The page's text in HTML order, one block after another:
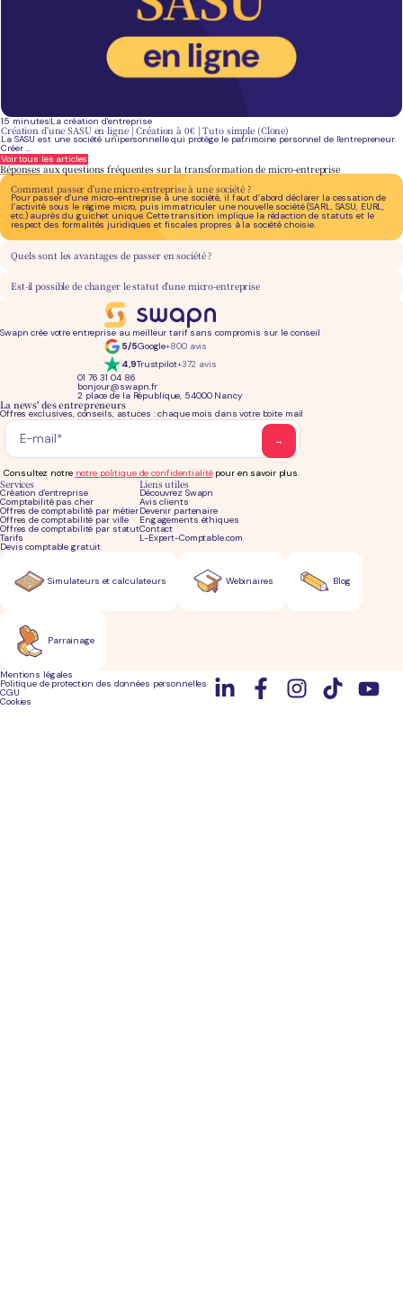
15 minutesLa création d'entreprise
Création d'une SASU en ligne | Création à 0€ | Tuto simple (Clone)
La SASU est une société unipersonnelle qui protège le patrimoine personnel de l'entrepreneur.
Créer ...
Voir tous les articles
Réponsesaux questions fréquentes sur la transformation de micro-entreprise
Comment passer d'une micro-entreprise à une société ?
Pour passer d’une micro-entreprise à une société, il faut d’abord déclarer la cessation de
l’activité sous le régime micro, puis immatriculer une nouvelle société (SARL, SASU, EURL,
etc.) auprès du guichet unique. Cette transition implique la rédaction de statuts et le
respect des formalités juridiques et fiscales propres à la société choisie.
Quels sont les avantages de passer en société ?
Le passage en société permet de limiter sa responsabilité, de protéger son patrimoine
personnel et d’optimiser sa fiscalité. C’est aussi une solution pour accueillir des associés et
Est-il possible de changer le statut d'une micro-entreprise
Oui, il est possible de quitter le régime micro pour créer une société, mais il ne s’agit pas
d’une simple “transformation”. Concrètement, cela passe par la fermeture de la micro-
entreprise et l’ouverture d’une nouvelle structure juridique adaptée à vos besoins.
Swapn crée votre entreprise au meilleur tarif sans compromis sur le conseil
5/5Google+800 avis
4,9Trustpilot+372 avis
01 76 31 04 86
bonjour@swapn.fr
2 place de la République, 54000 Nancy
Services
Création d'entreprise
Comptabilité pas cher
Offres de comptabilité par métier
Offres de comptabilité par ville
Offres de comptabilité par statut
Tarifs
Devis comptable gratuit
Liens utiles
Découvrez Swapn
Avis clients
Devenir partenaire
Engagements éthiques
Contact
L-Expert-Comptable.com
La news' des entrepreneurs
Offres exclusives, conseils, astuces : chaque mois dans votre boite mail
Consultez notre notre politique de confidentialitépour en savoir plus.
Simulateurs et calculateurs Blog
Parrainage
Webinaires
Mentions légales
Politique de protection des données personnelles
CGU
Cookies